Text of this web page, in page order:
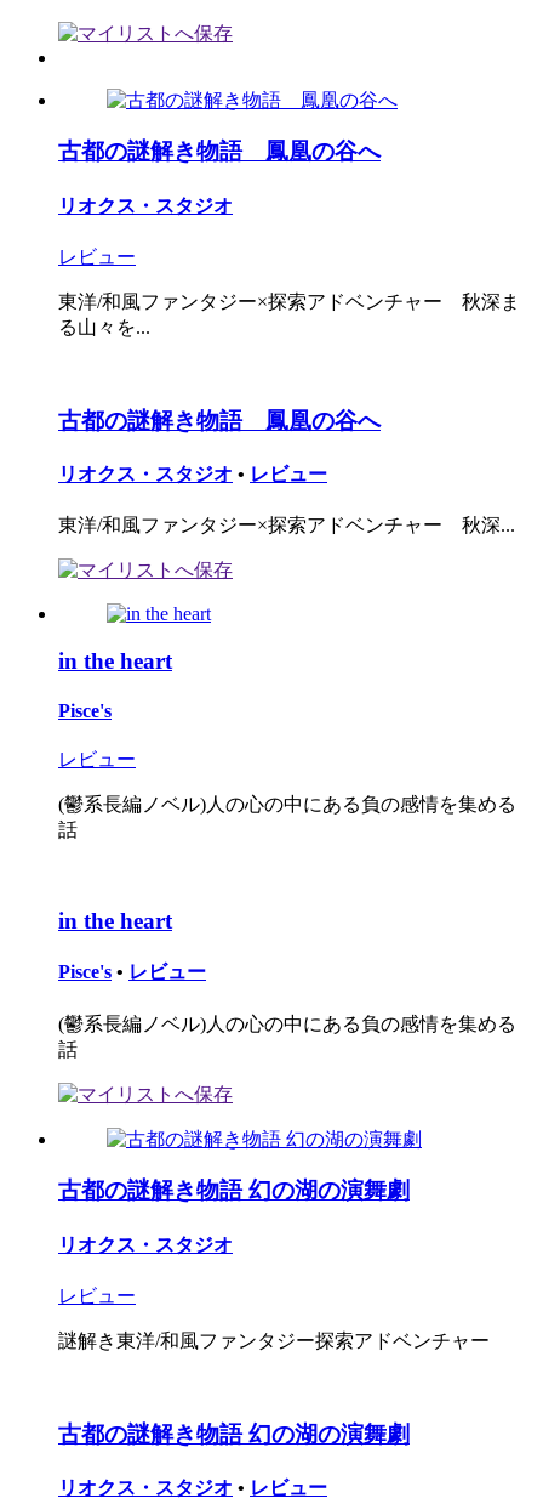
古都の謎解き物語 鳳凰の谷へ
リオクス・スタジオ
レビュー
東洋/和風ファンタジー×探索アドベンチャー 秋深ま
る山々を...
古都の謎解き物語 鳳凰の谷へ
リオクス・スタジオ • レビュー
東洋/和風ファンタジー×探索アドベンチャー 秋深...
in the heart
Pisce's
レビュー
(鬱系長編ノベル)人の心の中にある負の感情を集める
話
in the heart
Pisce's • レビュー
(鬱系長編ノベル)人の心の中にある負の感情を集める
話
古都の謎解き物語 幻の湖の演舞劇
リオクス・スタジオ
レビュー
謎解き東洋/和風ファンタジー探索アドベンチャー
古都の謎解き物語 幻の湖の演舞劇
リオクス・スタジオ • レビュー